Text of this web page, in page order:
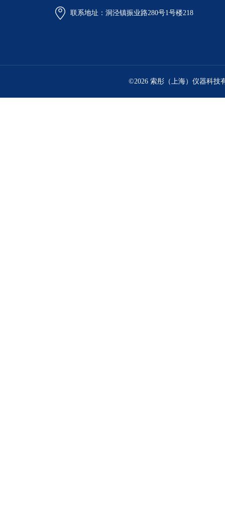
联系地址：洞泾镇振业路280号1号楼218
©2026 索彤（上海）仪器科技